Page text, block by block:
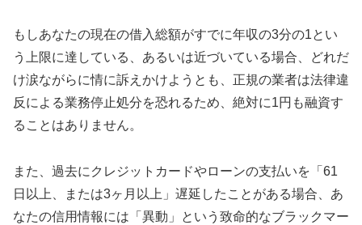
もしあなたの現在の借入総額がすでに年収の3分の1とい
う上限に達している、あるいは近づいている場合、どれだ
け涙ながらに情に訴えかけようとも、正規の業者は法律違
反による業務停止処分を恐れるため、絶対に1円も融資す
ることはありません。
また、過去にクレジットカードやローンの支払いを「61
日以上、または3ヶ月以上」遅延したことがある場合、あ
なたの信用情報には「異動」という致命的なブラックマー